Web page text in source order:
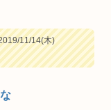
11/14(木)